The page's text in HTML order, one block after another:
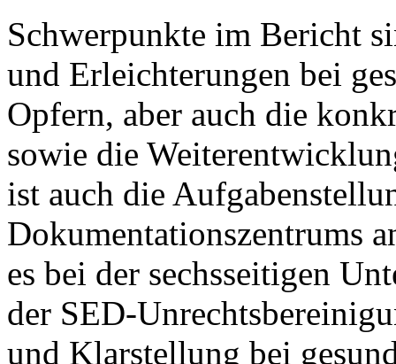
Schwerpunkte im Bericht
und Erleichterungen bei
Opfern, aber auch die
sowie die
ist auch die
Dokumentationszentrums
es bei der sechsseitigen
der SED-
und Klarstellung bei